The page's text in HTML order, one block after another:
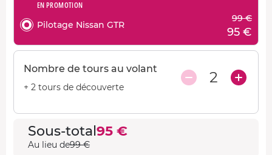
EN PROMOTION
Pilotage Nissan GTR
99 €
95 €
Nombre de tours au volant
+ 2 tours de découverte
2
Sous-total95 €
Au lieu de99 €